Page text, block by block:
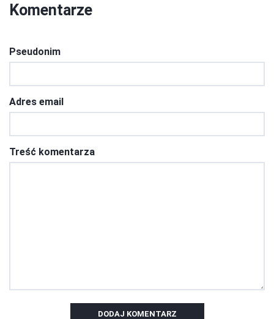
Komentarze
Pseudonim
Adres email
Treść komentarza
DODAJ KOMENTARZ